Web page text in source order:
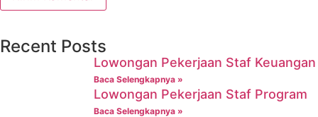
Recent Posts
Lowongan Pekerjaan Staf Keuangan
Baca Selengkapnya »
Lowongan Pekerjaan Staf Program
Baca Selengkapnya »